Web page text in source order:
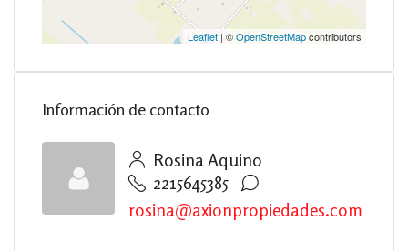
Leaflet | ©OpenStreetMapcontributors
Información de contacto
Rosina Aquino
2215645385
rosina@axionpropiedades.com